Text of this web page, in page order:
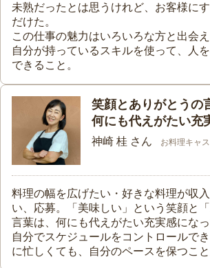
未熟だったとは思うけれど、お客様に
だけた。
この仕事の魅力はいろいろな方と出会
自分が持っているスキルを使って、人
できること。
笑顔とありがとうの
何にも代えがたい充
神崎 桂 さん お料理キャ
料理の幅を広げたい・好きな料理が収
い、応募。「美味しい」という笑顔と
言葉は、何にも代えがたい充実感になっ
自分でスケジュールをコントロールで
に忙しくても、自分のペースを保つこと